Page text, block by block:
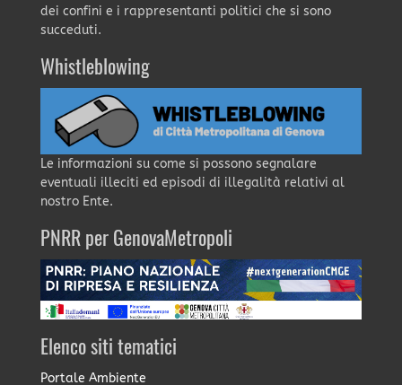
dei confini e i rappresentanti politici che si sono
succeduti.
Whistleblowing
Le informazioni su come si possono segnalare
eventuali illeciti ed episodi di illegalità relativi al
nostro Ente.
PNRR per GenovaMetropoli
Elenco siti tematici
Portale Ambiente